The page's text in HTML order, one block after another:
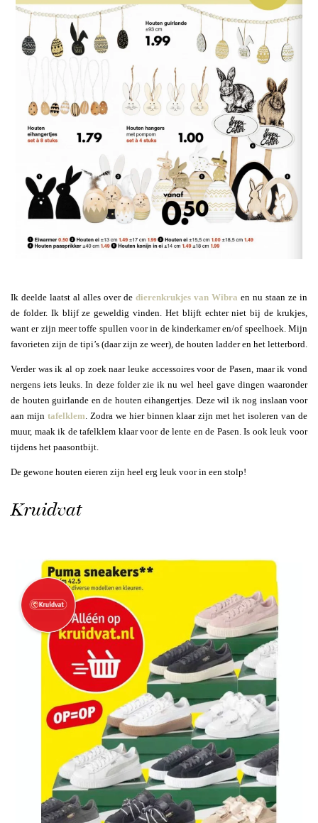
Ik deelde laatst al alles over de dierenkrukjes van Wibra en nu staan ze in
de folder. Ik blijf ze geweldig vinden. Het blijft echter niet bij de krukjes,
want er zijn meer toffe spullen voor in de kinderkamer en/of speelhoek. Mijn
favorieten zijn de tipi’s (daar zijn ze weer), de houten ladder en het letterbord.
Verder was ik al op zoek naar leuke accessoires voor de Pasen, maar ik vond
nergens iets leuks. In deze folder zie ik nu wel heel gave dingen waaronder
de houten guirlande en de houten eihangertjes. Deze wil ik nog inslaan voor
aan mijn tafelklem . Zodra we hier binnen klaar zijn met het isoleren van de
muur, maak ik de tafelklem klaar voor de lente en de Pasen. Is ook leuk voor
tijdens het paasontbijt.
De gewone houten eieren zijn heel erg leuk voor in een stolp!
Kruidvat